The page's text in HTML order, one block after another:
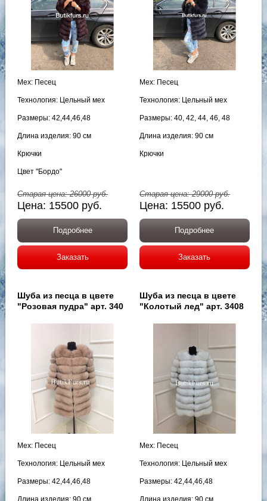
Мех: Песец
Технология: Цельный мех
Размеры: 42,44,46,48
Длина изделия: 90 см
Крючки
Цвет "Бордо"
Старая цена:26000руб.
Цена: 15500 руб.
Подробнее
Заказать
Мех: Песец
Технология: Цельный мех
Размеры: 40, 42, 44, 46, 48
Длина изделия: 90 см
Крючки
Старая цена:29000руб.
Цена: 15500 руб.
Подробнее
Заказать
Шуба из песца в цвете
"Розовая пудра" арт. 340
Мех: Песец
Технология: Цельный мех
Размеры: 42,44,46,48
Длина изделия: 90 см
Шуба из песца в цвете
"Колотый лед" арт. 3408
Мех: Песец
Технология: Цельный мех
Размеры: 42,44,46,48
Длина изделия: 90 см